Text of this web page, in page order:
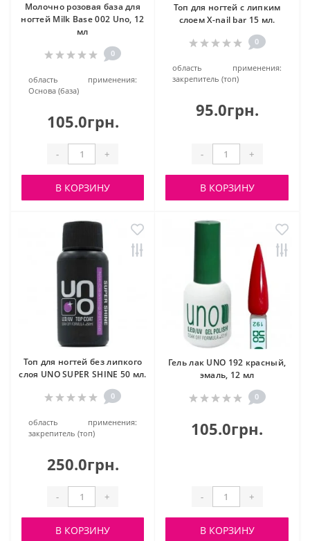
Молочно розовая база для
ногтей Milk Base 002 Uno, 12
мл
0
область применения:
Основа (база)
105.0грн.
- +
В КОРЗИНУ
Топ для ногтей c липким
слоем X-nail bar 15 мл.
0
область применения:
закрепитель (топ)
95.0грн.
- +
В КОРЗИНУ
Топ для ногтей без липкого
слоя UNO SUPER SHINE 50 мл.
0
область применения:
закрепитель (топ)
250.0грн.
- +
В КОРЗИНУ
Гель лак UNO 192 красный,
эмаль, 12 мл
0
105.0грн.
- +
В КОРЗИНУ